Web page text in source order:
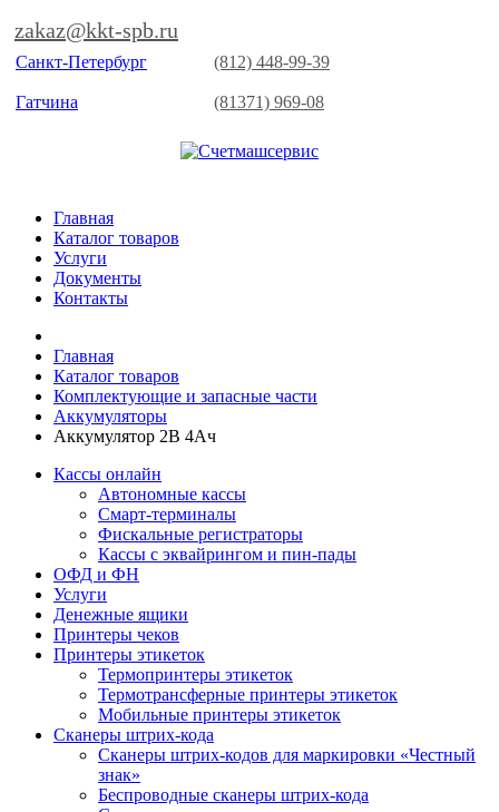
zakaz@kkt-spb.ru
Санкт-Петербург (812) 448-99-39
Гатчина (81371) 969-08
Главная
Каталог товаров
Услуги
Документы
Контакты
Главная
Каталог товаров
Комплектующие и запасные части
Аккумуляторы
Аккумулятор 2В 4Ач
Кассы онлайн
Автономные кассы
Смарт-терминалы
Фискальные регистраторы
Кассы с эквайрингом и пин-пады
ОФД и ФН
Услуги
Денежные ящики
Принтеры чеков
Принтеры этикеток
Термопринтеры этикеток
Термотрансферные принтеры этикеток
Мобильные принтеры этикеток
Сканеры штрих-кода
Сканеры штрих-кодов для маркировки «Честный
знак»
Беспроводные сканеры штрих-кода